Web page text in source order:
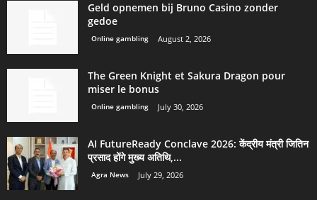
Geld opnemen bij Bruno Casino zonder
gedoe
Online gambling August 2, 2026
The Green Knight et Sakura Dragon pour
miser le bonus
Online gambling July 30, 2026
AI FutureReady Conclave 2026: केंद्रीय मंत्री जितिन
प्रसाद होंगे मुख्य अतिथि,...
Agra News July 29, 2026